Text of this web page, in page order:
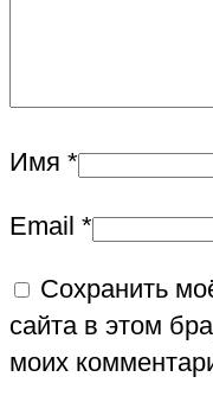
Имя *
Email *
Сохранить
сайта в этом
моих